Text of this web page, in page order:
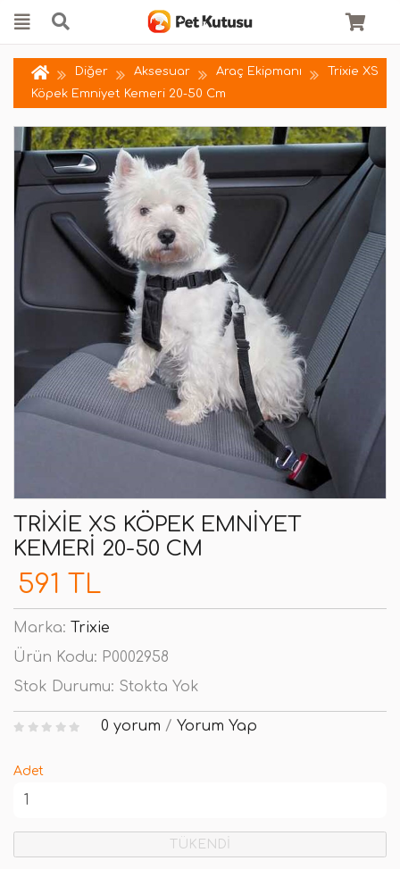
Diğer Aksesuar Araç Ekipmanı
Trixie XS
Köpek Emniyet Kemeri 20-50 Cm
TRIXIE XS KÖPEK EMNIYET
KEMERI 20-50 CM
591 TL
Marka: Trixie
Ürün Kodu: P0002958
Stok Durumu: Stokta Yok
0 yorum / Yorum Yap
Adet
TÜKENDİ